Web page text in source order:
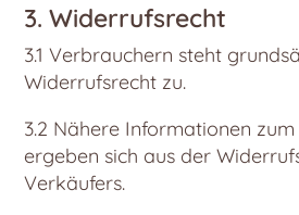
3. Widerrufsrecht
3.1 Verbrauchern steht
Widerrufsrecht zu.
3.2 Nähere Informationen
ergeben sich aus der
Verkäufers.